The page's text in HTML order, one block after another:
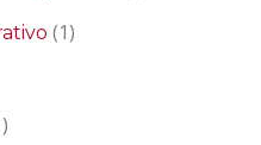
(1)